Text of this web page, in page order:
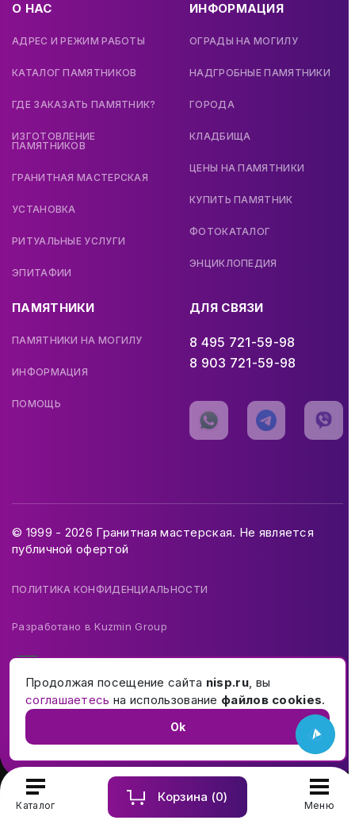
Каталог
Корзина (0)
Меню
О НАС
АДРЕС И РЕЖИМ РАБОТЫ
КАТАЛОГ ПАМЯТНИКОВ
ГДЕ ЗАКАЗАТЬ ПАМЯТНИК?
ИЗГОТОВЛЕНИЕ
ПАМЯТНИКОВ
ГРАНИТНАЯ МАСТЕРСКАЯ
УСТАНОВКА
РИТУАЛЬНЫЕ УСЛУГИ
ЭПИТАФИИ
ИНФОРМАЦИЯ
ОГРАДЫ НА МОГИЛУ
НАДГРОБНЫЕ ПАМЯТНИКИ
ГОРОДА
КЛАДБИЩА
ЦЕНЫ НА ПАМЯТНИКИ
КУПИТЬ ПАМЯТНИК
ФОТОКАТАЛОГ
ЭНЦИКЛОПЕДИЯ
ПАМЯТНИКИ
ПАМЯТНИКИ НА МОГИЛУ
ИНФОРМАЦИЯ
ПОМОЩЬ
ДЛЯ СВЯЗИ
8 495 721-59-98
8 903 721-59-98
© 1999 - 2026 Гранитная мастерская. Не является
публичной офертой
ПОЛИТИКА КОНФИДЕНЦИАЛЬНОСТИ
Разработано вKuzmin Group
Купить и заказать памятник на могилу в Москве и МО
Продолжая посещение сайта nisp.ru, вы
соглашаетесь на использование файлов cookies.
Ok